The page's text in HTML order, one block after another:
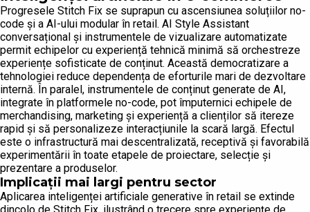
Progresele Stitch Fix se suprapun cu ascensiunea soluțiilor no-
code și a AI-ului modular în retail. AI Style Assistant
conversațional și instrumentele de vizualizare automatizate
permit echipelor cu experiență tehnică minimă să orchestreze
experiențe sofisticate de conținut. Această democratizare a
tehnologiei reduce dependența de eforturile mari de dezvoltare
internă. În paralel, instrumentele de conținut generate de AI,
integrate în platformele no-code, pot împuternici echipele de
merchandising, marketing și experiență a clienților să itereze
rapid și să personalizeze interacțiunile la scară largă. Efectul
este o infrastructură mai descentralizată, receptivă și favorabilă
experimentării în toate etapele de proiectare, selecție și
prezentare a produselor.
Implicații mai largi pentru sector
Aplicarea inteligenței artificiale generative în retail se extinde